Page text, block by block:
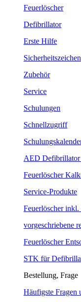
Feuerlöscher
Defibrillator
Erste Hilfe
Sicherheitszeichen
Zubehör
Service
Schulungen
Schnellzugriff
AED Defibrillator
Feuerlöscher
Service-Produkte
Feuerlöscher inkl.
vorgeschriebene
Feuerlöscher
STK für
Bestellung, Frage
Häufigste Fragen